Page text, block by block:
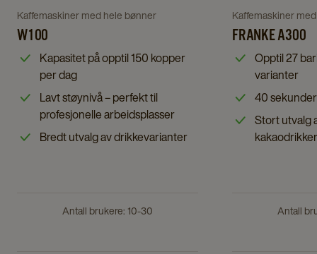
W100
details
page
Navigate
to
W100
details
page
Kaffemaskiner med hele bønner
W100
Kapasitet på opptil 150 kopper
per dag
Lavt støynivå – perfekt til
profesjonelle arbeidsplasser
Bredt utvalg av drikkevarianter
Antall brukere: 10-30
Franke
A300
details
page
Navigate
to
Franke
A300
details
page
Kaffemaskiner
FRANKE A300
Opptil 27
varianter
40
Stort utvalg
kakaodrikker
Antall